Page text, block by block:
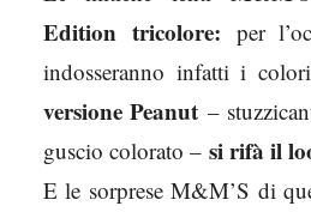
Edition tricolore: per
indosseranno infatti i
versione Peanut –
guscio colorato – si rifà il
E le sorprese M&M’S di